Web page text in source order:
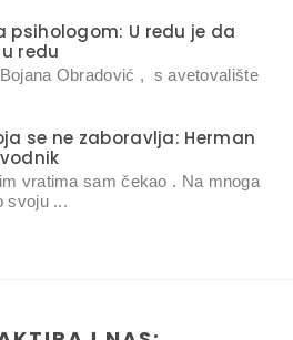
psihologom: U redu je da
redu
Obradović , s avetovalište
se ne zaboravlja: Herman
vratima sam čekao . Na mnoga
svoju ...